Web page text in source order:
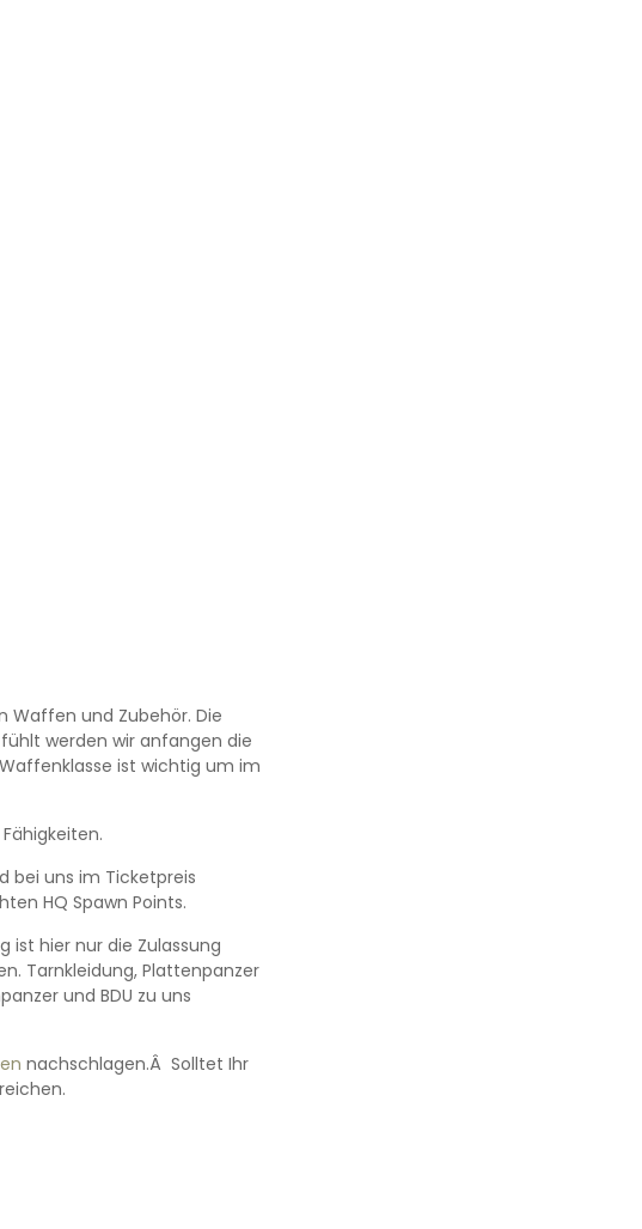
Waffen und Zubehör. Die
werden wir anfangen die
ist wichtig um im
bei uns im Ticketpreis
HQ Spawn Points.
ist hier nur die Zulassung
Tarnkleidung, Plattenpanzer
und BDU zu uns
nachschlagen.Â Solltet Ihr